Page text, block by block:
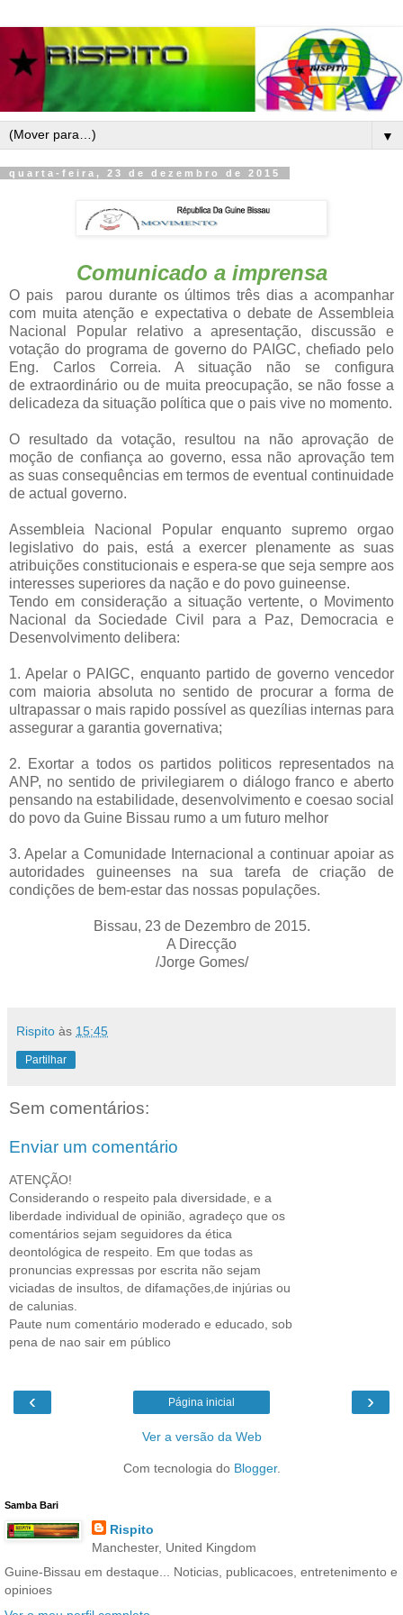
▼
quarta-feira, 23 de dezembro de 2015
Comunicado a imprensa
O pais parou durante os últimos três dias a acompanhar
com muita atenção e expectativa o debate de Assembleia
Nacional Popular relativo a apresentação, discussão e
votação do programa de governo do PAIGC, chefiado pelo
Eng. Carlos Correia. A situação não se configura
de extraordinário ou de muita preocupação, se não fosse a
delicadeza da situação política que o pais vive no momento.
O resultado da votação, resultou na não aprovação de
moção de confiança ao governo, essa não aprovação tem
as suas consequências em termos de eventual continuidade
de actual governo.
Assembleia Nacional Popular enquanto supremo orgao
legislativo do pais, está a exercer plenamente as suas
atribuições constitucionais e espera-se que seja sempre aos
interesses superiores da nação e do povo guineense.
Tendo em consideração a situação vertente, o Movimento
Nacional da Sociedade Civil para a Paz, Democracia e
Desenvolvimento delibera:
1. Apelar o PAIGC, enquanto partido de governo vencedor
com maioria absoluta no sentido de procurar a forma de
ultrapassar o mais rapido possível as quezílias internas para
assegurar a garantia governativa;
2.
Exortar a todos os partidos politicos representados na
ANP, no sentido de privilegiarem o diálogo franco e aberto
pensando na estabilidade, desenvolvimento e coesao social
do povo da Guine Bissau rumo a um futuro melhor
3. Apelar a Comunidade Internacional a continuar apoiar as
autoridades guineenses na sua tarefa de criação de
condições de bem-estar das nossas populações.
Bissau, 23 de Dezembro de 2015.
A Direcção
/Jorge Gomes/
Rispito às 15:45
Partilhar
Sem comentários:
Enviar um comentário
ATENÇÃO!
Considerando o respeito pala diversidade, e a
liberdade individual de opinião, agradeço que os
comentários sejam seguidores da ética
deontológica de respeito. Em que todas as
pronuncias expressas por escrita não sejam
viciadas de insultos, de difamações,de injúrias ou
de calunias.
Paute num comentário moderado e educado, sob
pena de nao sair em público
‹ ›
Página inicial
Ver a versão da Web
Com tecnologia do Blogger.
Samba Bari
Rispito
Manchester, United Kingdom
Guine-Bissau em destaque... Noticias, publicacoes, entretenimento e
opinioes